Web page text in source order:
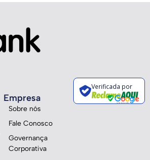
Empresa
Sobre nós
Fale Conosco
Governança
Corporativa
Verificada por